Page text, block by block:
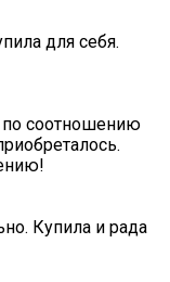
для себя.
по соотношению
Купила и рада